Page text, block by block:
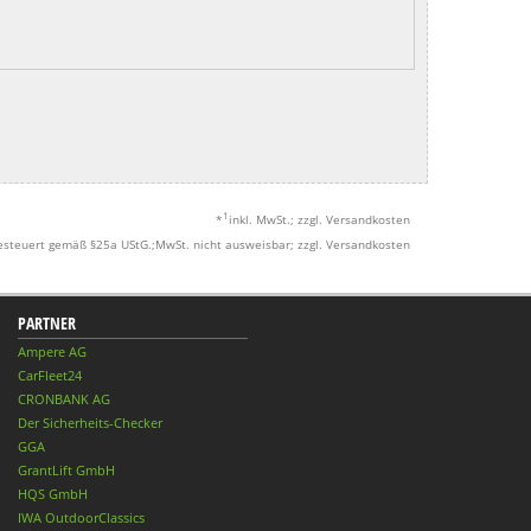
* 1 inkl. MwSt.; zzgl. Versandkosten
gemäß §25a UStG.;MwSt. nicht ausweisbar; zzgl. Versandkosten
PARTNER
Ampere AG
CarFleet24
CRONBANK AG
Der Sicherheits-Checker
GGA
GrantLift GmbH
HQS GmbH
IWA OutdoorClassics